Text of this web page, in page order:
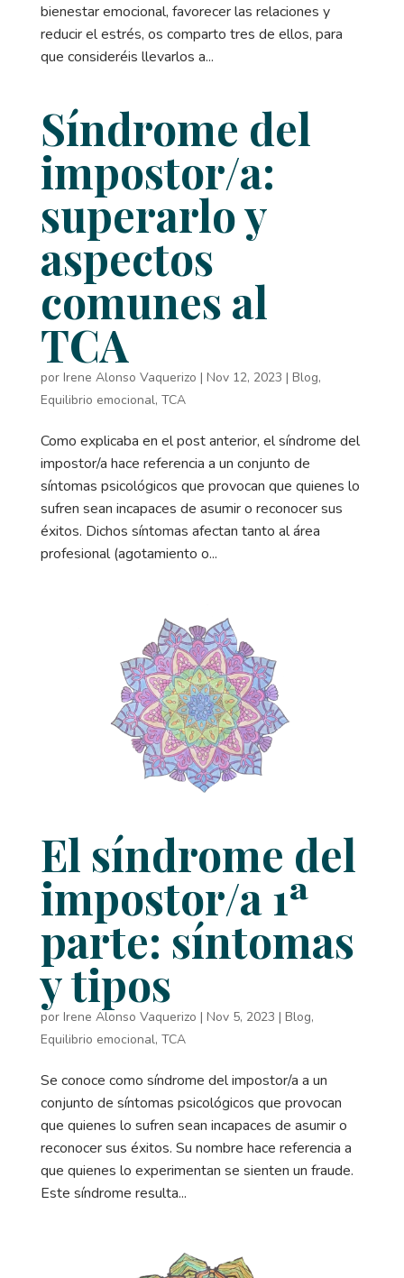
bienestar emocional, favorecer las relaciones y
reducir el estrés, os comparto tres de ellos, para
que consideréis llevarlos a...
Síndrome del
impostor/a:
superarlo y
aspectos
comunes al
TCA
por Irene Alonso Vaquerizo | Nov 12, 2023 | Blog,
Equilibrio emocional, TCA
Como explicaba en el post anterior, el síndrome del
impostor/a hace referencia a un conjunto de
síntomas psicológicos que provocan que quienes lo
sufren sean incapaces de asumir o reconocer sus
éxitos. Dichos síntomas afectan tanto al área
profesional (agotamiento o...
El síndrome del
impostor/a 1ª
parte: síntomas
y tipos
por Irene Alonso Vaquerizo | Nov 5, 2023 | Blog,
Equilibrio emocional, TCA
Se conoce como síndrome del impostor/a a un
conjunto de síntomas psicológicos que provocan
que quienes lo sufren sean incapaces de asumir o
reconocer sus éxitos. Su nombre hace referencia a
que quienes lo experimentan se sienten un fraude.
Este síndrome resulta...